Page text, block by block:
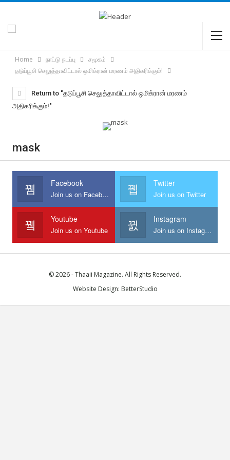
Home நாட்டு நடப்பு
சமூகம்
தடுப்பூசி செலுத்தாவிட்டால் ஒமிக்ரான் மரணம் அதிகரிக்கும்!
Return to "தடுப்பூசி செலுத்தாவிட்டால் ஒமிக்ரான் மரணம்
அதிகரிக்கும்!"
mask
Facebook
Join us on Facebook
Twitter
Join us on Twitter
Youtube
Join us on Youtube
Instagram
Join us on Instagram
© 2026 - Thaaii Magazine. All Rights Reserved.
Website Design: BetterStudio